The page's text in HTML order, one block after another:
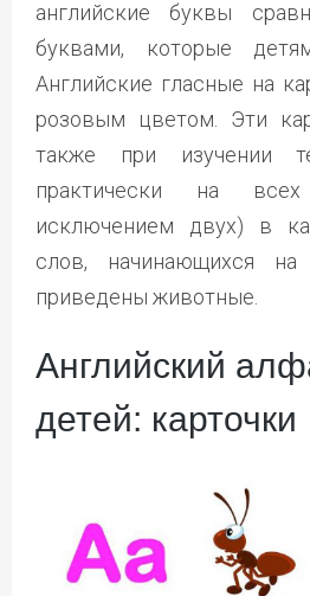
английские буквы
буквами, которые
Английские гласные на
розовым цветом. Эти
также при изучении
практически на
исключением двух) в
слов, начинающихся на
приведены животные.
Английский
детей: карточки